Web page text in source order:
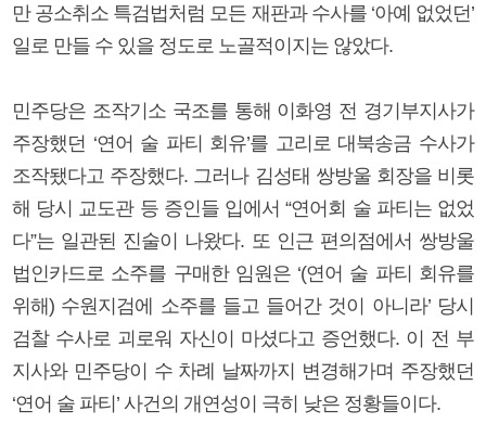
만 공소취소 특검법처럼 모든 재판과 수사를 ‘아예 없었던’
일로 만들 수 있을 정도로 노골적이지는 않았다.
민주당은 조작기소 국조를 통해 이화영 전 경기부지사가
주장했던 ‘연어 술 파티 회유’를 고리로 대북송금 수사가
조작됐다고 주장했다. 그러나 김성태 쌍방울 회장을 비롯
해 당시 교도관 등 증인들 입에서 “연어회 술 파티는 없었
다”는 일관된 진술이 나왔다. 또 인근 편의점에서 쌍방울
법인카드로 소주를 구매한 임원은 ‘(연어 술 파티 회유를
위해) 수원지검에 소주를 들고 들어간 것이 아니라’ 당시
검찰 수사로 괴로워 자신이 마셨다고 증언했다. 이 전 부
지사와 민주당이 수 차례 날짜까지 변경해가며 주장했던
‘연어 술 파티’ 사건의 개연성이 극히 낮은 정황들이다.